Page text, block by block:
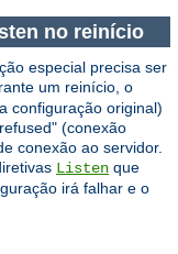
no reinício
especial precisa ser
um reinício, o
configuração original)
(conexão
conexão ao servidor.
Listen que
irá falhar e o